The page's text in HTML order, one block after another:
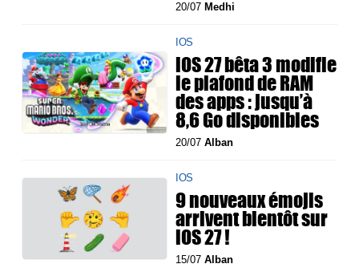
20/07 Medhi
IOS
iOS 27 bêta 3 modifie
le plafond de RAM
des apps : jusqu’à
8,6 Go disponibles
20/07Alban
IOS
9 nouveaux émojis
arrivent bientôt sur
iOS 27 !
15/07Alban